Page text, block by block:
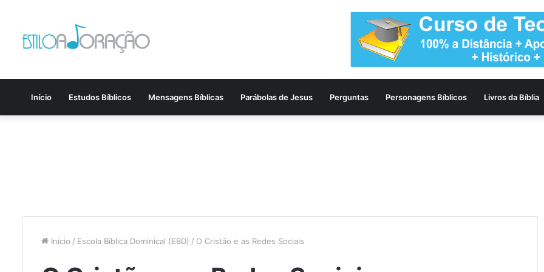
Início Estudos Bíblicos Mensagens Bíblicas Parábolas de Jesus Perguntas Personagens Bíblicos Livros da Bíblia
Início / Escola Bíblica Dominical (EBD) / O Cristão e as Redes Sociais